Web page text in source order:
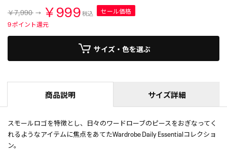
￥7,990 ￥999税込
セール価格
9ポイント還元
サイズ・色を選ぶ
商品説明 サイズ詳細
スモールロゴを特徴とし、日々のワードローブのピースをおぎなってく
れるようなアイテムに焦点をあてたWardrobe Daily Essentialコレクショ
ン。